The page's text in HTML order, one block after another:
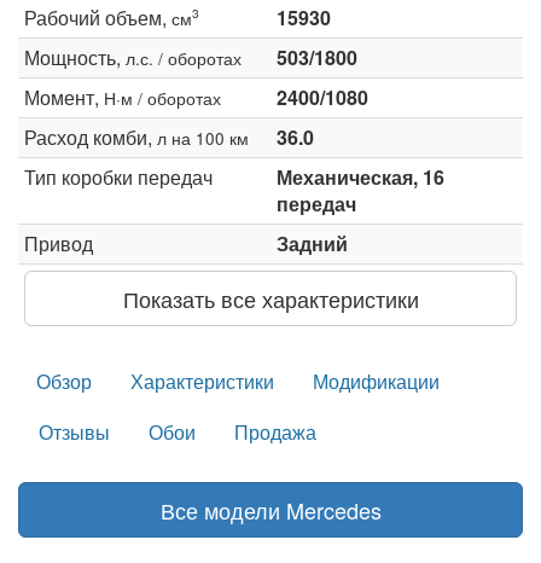
Рабочий объем, см3
15930
Мощность, л.с. / оборотах
503/1800
Момент, Н·м / оборотах
2400/1080
Расход комби, л на 100 км
36.0
Тип коробки передач
Механическая, 16
передач
Привод
Задний
Показать все характеристики
Обзор Характеристики
Модификации
Отзывы
Обои Продажа
Все модели Mercedes